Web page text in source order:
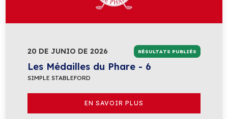
20 DE JUNIO DE 2026 RÉSULTATS PUBLIÉS
Les Médailles du Phare - 6
SIMPLE STABLEFORD
EN SAVOIR PLUS